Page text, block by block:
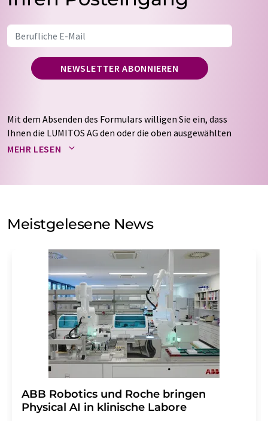
NEWSLETTER ABONNIEREN
Mit dem Absenden des Formulars willigen Sie ein, dass
Ihnen die LUMITOS AG den oder die oben ausgewählten
Newsletter per E-Mail zusendet. Ihre Daten werden
auf Basis unsererDatenschutzerklärung. LUMITOS darf
Meinungsforschung per E-Mail kontaktieren. Ihre
Einwilligung können Sie jederzeit ohne Angabe von
Str. 2, 12489 Berlin oder per E-Mail unter
widerruf@lumitos.commit Wirkung für die Zukunft
widerrufen. Zudem ist in jeder E-Mail ein Link zur
Abbestellung des entsprechenden Newsletters
enthalten.
MEHR LESEN
Meistgelesene News
​​​​​​​ABB Robotics und Roche bringen
Physical AI in klinische Labore